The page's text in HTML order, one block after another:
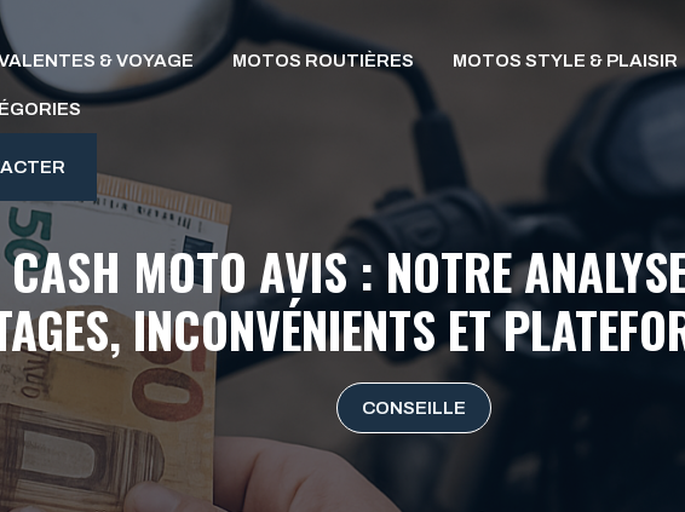
& VOYAGE MOTOS ROUTIÈRES MOTOS STYLE & PLAISIR
MOTO AVIS : NOTRE
INCONVÉNIENTS ET
CONSEILLE